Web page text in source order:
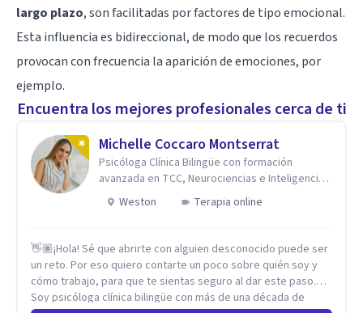
largo plazo, son facilitadas por factores de tipo emocional.
Esta influencia es bidireccional, de modo que los recuerdos
provocan con frecuencia la aparición de emociones, por
ejemplo.
Encuentra los mejores profesionales cerca de ti
Michelle Coccaro Montserrat
Psicóloga Clínica Bilingüe con formación
avanzada en TCC, Neurociencias e Inteligencia
Emocional.
Weston Terapia online
👋🏽¡Hola! Sé que abrirte con alguien desconocido puede ser
un reto. Por eso quiero contarte un poco sobre quién soy y
cómo trabajo, para que te sientas seguro al dar este paso.
Soy psicóloga clínica bilingüe con más de una década de